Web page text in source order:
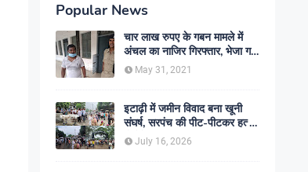
Popular News
चार लाख रुपए के गबन मामले में
अंचल का नाजिर गिरफ्तार, भेजा गया
जेल- sent jail
May 31, 2021
इटाढ़ी में जमीन विवाद बना खूनी
संघर्ष, सरपंच की पीट-पीटकर हत्या;
दो बेटे घायल, सड़क जाम
July 16, 2026